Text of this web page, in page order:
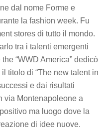
dal nome Forme e
la fashion week. Fu
stores di tutto il mondo.
tra i talenti emergenti
“WWD America” dedicò
titolo di “The new talent in
e dai risultati
via Montenapoleone a
ma luogo dove la
di idee nuove.